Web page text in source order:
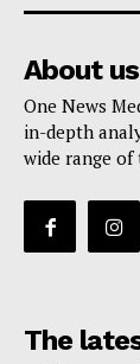
About us
One News
in-depth
wide range
The